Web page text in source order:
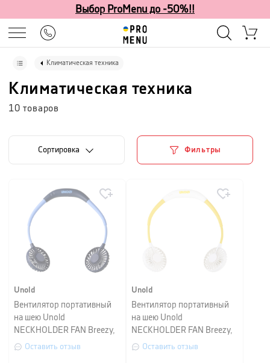
Выбор ProMenu до -50%!!
Климатическая техника
Климатическая техника
10 товаров
Cортировка Фильтры
Unold
Вентилятор портативный
на шею Unold
NECKHOLDER FAN Breezy,
высота 29 см, синий с
Оставить отзыв
Unold
Вентилятор портативный
на шею Unold
NECKHOLDER FAN Breezy,
высота 29 см, белый с
Оставить отзыв